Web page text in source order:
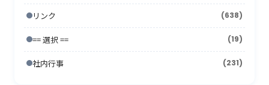
2010年1月 (13)
2009年2月 (15)
2009年1月 (16)
2008年3月 (26)
2008年2月 (15)
2008年1月 (10)
2007年4月 (21)
2007年3月 (31)
2007年2月 (33)
2006年5月 (23)
(8)
2005年6月 (9)
2005年5月 (11)
リンク (638)
== 選択 == (19)
社内行事 (231)